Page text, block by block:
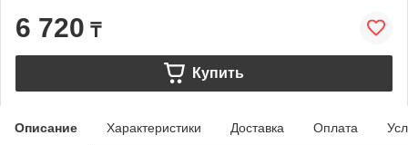
6 720 ₸
Купить
Описание Характеристики Доставка Оплата